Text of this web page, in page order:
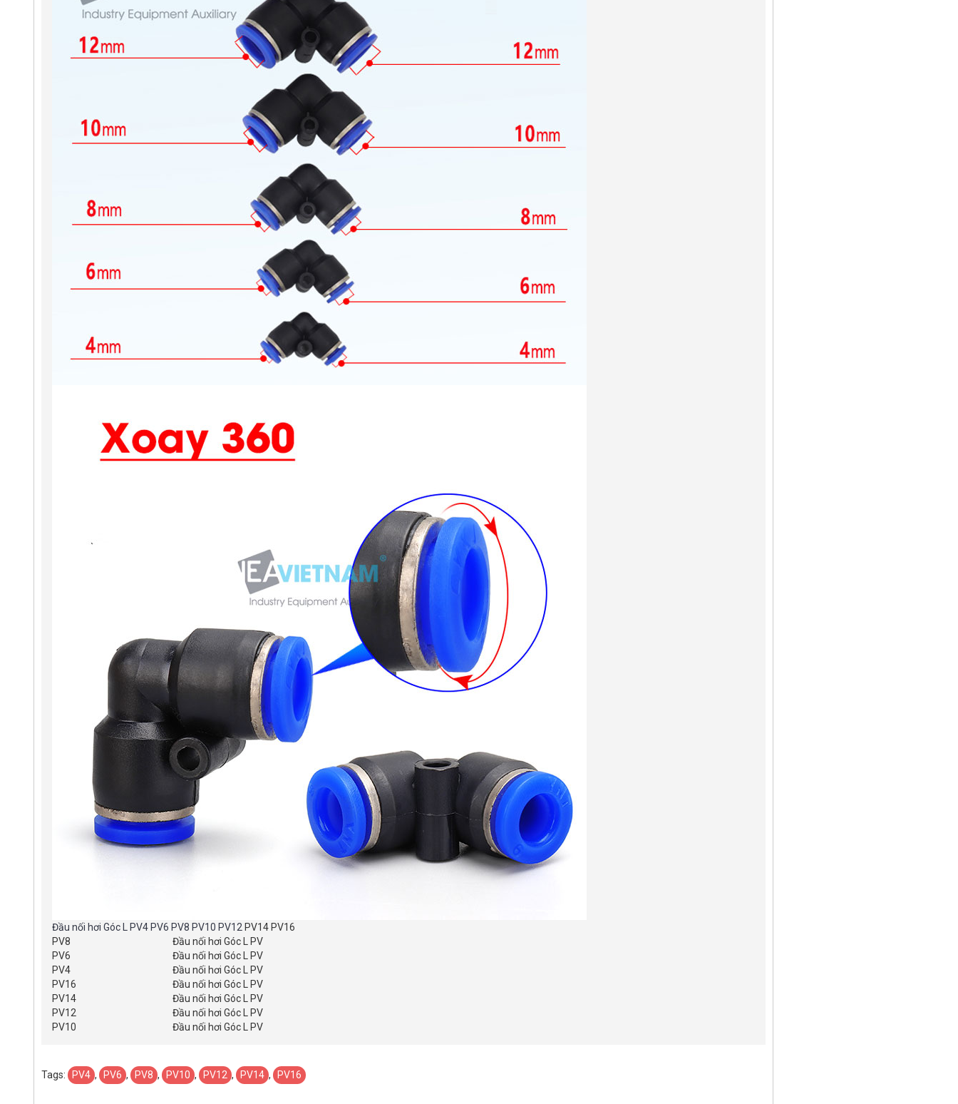
Đầu nối hơi Góc L PV4 PV6 PV8 PV10 PV12 PV14 PV16
PV8
Đầu nối hơi Góc L PV
PV6
Đầu nối hơi Góc L PV
PV4
Đầu nối hơi Góc L PV
PV16
Đầu nối hơi Góc L PV
PV14
Đầu nối hơi Góc L PV
PV12
Đầu nối hơi Góc L PV
PV10
Đầu nối hơi Góc L PV
Tags: PV4 , PV6 , PV8 , PV10 , PV12 , PV14 , PV16